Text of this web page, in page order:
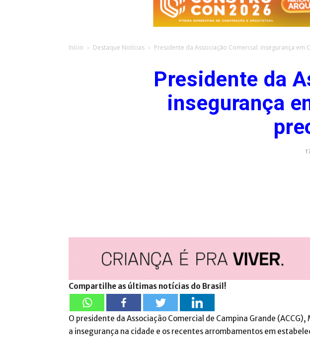
Início Destaque Notícias Presidente da Associação Comercial: insegurança em
Presidente da
insegurança
Compartilhe as últimas notícias do Brasil!
O presidente da Associação Comercial de Campina Grande
a insegurança na cidade e os recentes arrombamentos em